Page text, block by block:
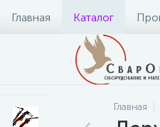
Главная Каталог
Главная